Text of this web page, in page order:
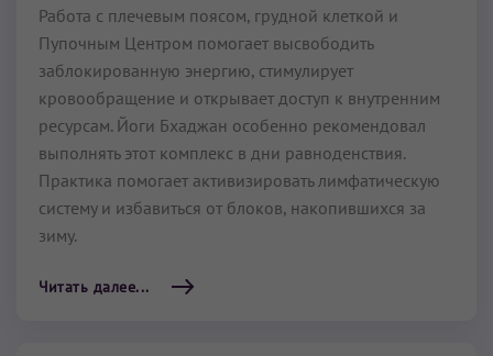
Работа с плечевым поясом, грудной клеткой и
Пупочным Центром помогает высвободить
заблокированную энергию, стимулирует
кровообращение и открывает доступ к внутренним
ресурсам. Йоги Бхаджан особенно рекомендовал
выполнять этот комплекс в дни равноденствия.
Практика помогает активизировать лимфатическую
систему и избавиться от блоков, накопившихся за
зиму.
Читать далее...